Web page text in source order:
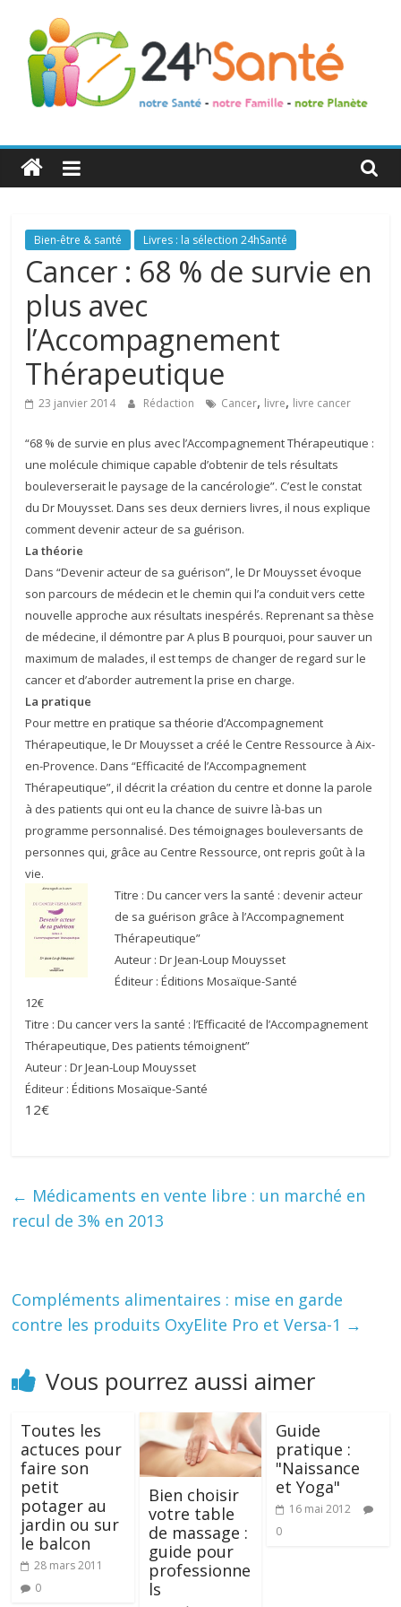
24h
Santé
La
santé
de
toute
famille
Bien-être & santé Livres : la sélection 24hSanté
Cancer : 68 % de survie en
plus avec
l’Accompagnement
Thérapeutique
23 janvier 2014 Rédaction Cancer, livre, livre cancer
“68 % de survie en plus avec l’Accompagnement Thérapeutique :
une molécule chimique capable d’obtenir de tels résultats
bouleverserait le paysage de la cancérologie”. C’est le constat
du Dr Mouysset. Dans ses deux derniers livres, il nous explique
comment devenir acteur de sa guérison.
La théorie
Dans “Devenir acteur de sa guérison”, le Dr Mouysset évoque
son parcours de médecin et le chemin qui l’a conduit vers cette
nouvelle approche aux résultats inespérés. Reprenant sa thèse
de médecine, il démontre par A plus B pourquoi, pour sauver un
maximum de malades, il est temps de changer de regard sur le
cancer et d’aborder autrement la prise en charge.
La pratique
Pour mettre en pratique sa théorie d’Accompagnement
Thérapeutique, le Dr Mouysset a créé le Centre Ressource à Aix-
en-Provence. Dans “Efficacité de l’Accompagnement
Thérapeutique”, il décrit la création du centre et donne la parole
à des patients qui ont eu la chance de suivre là-bas un
programme personnalisé. Des témoignages bouleversants de
personnes qui, grâce au Centre Ressource, ont repris goût à la
vie.
Titre : Du cancer vers la santé : devenir acteur
de sa guérison grâce à l’Accompagnement
Thérapeutique”
Auteur : Dr Jean-Loup Mouysset
Éditeur : Éditions Mosaïque-Santé
12€
Titre : Du cancer vers la santé : l’Efficacité de l’Accompagnement
Thérapeutique, Des patients témoignent”
Auteur : Dr Jean-Loup Mouysset
Éditeur : Éditions Mosaïque-Santé
12€
← Médicaments en vente libre : un marché en
recul de 3% en 2013
Compléments alimentaires : mise en garde
contre les produits OxyElite Pro et Versa-1 →
Vous pourrez aussi aimer
Toutes les
actuces pour
faire son
petit
potager au
jardin ou sur
le balcon
28 mars 2011
0
Bien choisir
votre table
de massage :
guide pour
professionne
ls
Guide
pratique :
"Naissance
et Yoga"
16 mai 2012
0